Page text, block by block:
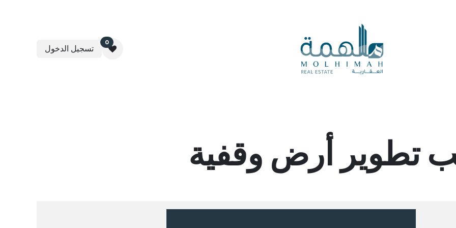
0
تسجيل الدخول
تطوير أرض وقفية